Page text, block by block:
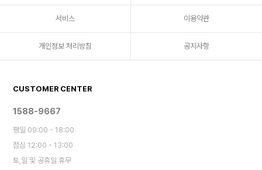
서비스 이용약관
개인정보 처리방침 공지사항
CUSTOMER CENTER
1588-9667
평일 09:00 - 18:00
점심 12:00 - 13:00
토,일 및 공휴일 휴무